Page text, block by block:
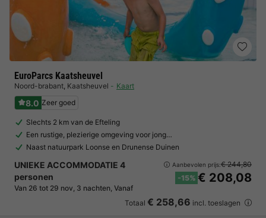
EuroParcs Kaatsheuvel
Noord-brabant, Kaatsheuvel Kaart
8.0 Zeer goed
Slechts 2 km van de Efteling
Een rustige, plezierige omgeving voor jong…
Naast natuurpark Loonse en Drunense Duinen
UNIEKE ACCOMMODATIE 4
personen
Van 26 tot 29 nov, 3 nachten, Vanaf
Aanbevolen prijs:€ 244,80
-15% € 208,08
Totaal € 258,66 incl. toeslagen